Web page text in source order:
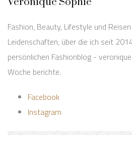
Fashion, Beauty, Lifestyle und
Leidenschaften, über die ich seit
persönlichen Fashionblog -
Woche berichte.
Facebook
Instagram